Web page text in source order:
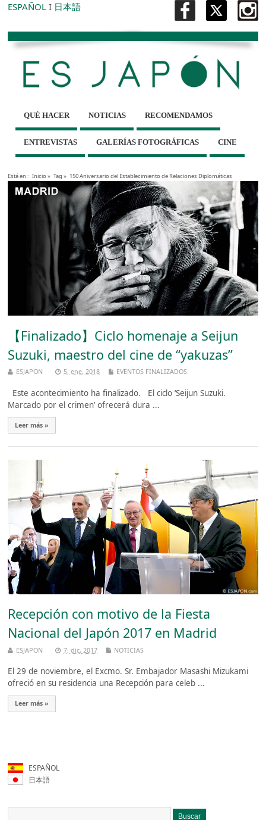
ESPAÑOL I 日本語
QUÉ HACER NOTICIAS RECOMENDAMOS
ENTREVISTAS GALERÍAS FOTOGRÁFICAS CINE
Está en : Inicio» Tag » 150 Aniversario del Establecimiento de Relaciones Diplomáticas
【Finalizado】Ciclo homenaje a Seijun
Suzuki, maestro del cine de “yakuzas”
ESJAPON 5, ene, 2018 EVENTOS FINALIZADOS
Este acontecimiento ha finalizado. El ciclo ‘Seijun Suzuki.
Marcado por el crimen’ ofrecerá dura ...
Leer más »
Recepción con motivo de la Fiesta
Nacional del Japón 2017 en Madrid
ESJAPON 7, dic, 2017 NOTICIAS
El 29 de noviembre, el Excmo. Sr. Embajador Masashi Mizukami
ofreció en su residencia una Recepción para celeb ...
Leer más »
ESPAÑOL
日本語